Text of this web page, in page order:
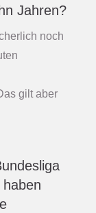
Jahren?
noch
gilt aber